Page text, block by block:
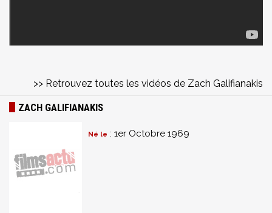
>> Retrouvez toutes les vidéos de Zach Galifianakis
ZACH GALIFIANAKIS
Né le : 1er Octobre 1969